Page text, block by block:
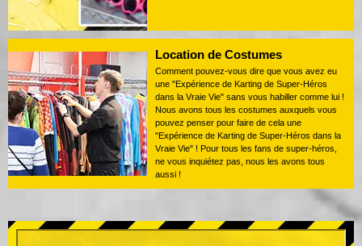
Location de Costumes
Comment pouvez-vous dire que vous avez eu
une "Expérience de Karting de Super-Héros
dans la Vraie Vie" sans vous habiller comme lui !
Nous avons tous les costumes auxquels vous
pouvez penser pour faire de cela une
"Expérience de Karting de Super-Héros dans la
Vraie Vie" ! Pour tous les fans de super-héros,
ne vous inquiétez pas, nous les avons tous
aussi !